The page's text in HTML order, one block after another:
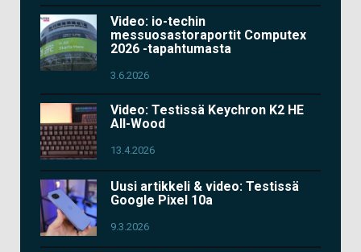
Video: io-techin
messuosastoraportit Computex
2026 -tapahtumasta
3.6.2026
Video: Testissä Keychron K2 HE
All-Wood
13.4.2026
Uusi artikkeli & video: Testissä
Google Pixel 10a
9.3.2026